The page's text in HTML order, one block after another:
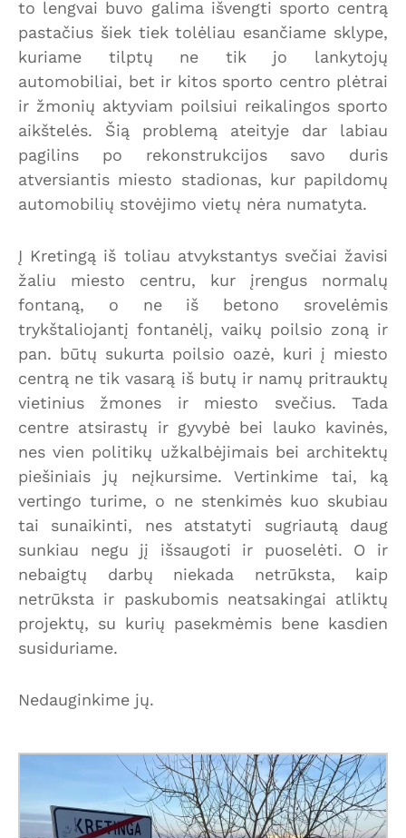
to lengvai buvo galima išvengti sporto centrą
pastačius šiek tiek tolėliau esančiame sklype,
kuriame tilptų ne tik jo lankytojų
automobiliai, bet ir kitos sporto centro plėtrai
ir žmonių aktyviam poilsiui reikalingos sporto
aikštelės. Šią problemą ateityje dar labiau
pagilins po rekonstrukcijos savo duris
atversiantis miesto stadionas, kur papildomų
automobilių stovėjimo vietų nėra numatyta.
Į Kretingą iš toliau atvykstantys svečiai žavisi
žaliu miesto centru, kur įrengus normalų
fontaną, o ne iš betono srovelėmis
trykštaliojantį fontanėlį, vaikų poilsio zoną ir
pan. būtų sukurta poilsio oazė, kuri į miesto
centrą ne tik vasarą iš butų ir namų pritrauktų
vietinius žmones ir miesto svečius. Tada
centre atsirastų ir gyvybė bei lauko kavinės,
nes vien politikų užkalbėjimais bei architektų
piešiniais jų neįkursime. Vertinkime tai, ką
vertingo turime, o ne stenkimės kuo skubiau
tai sunaikinti, nes atstatyti sugriautą daug
sunkiau negu jį išsaugoti ir puoselėti. O ir
nebaigtų darbų niekada netrūksta, kaip
netrūksta ir paskubomis neatsakingai atliktų
projektų, su kurių pasekmėmis bene kasdien
susiduriame.
Nedauginkime jų.